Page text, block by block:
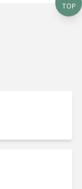
TOP